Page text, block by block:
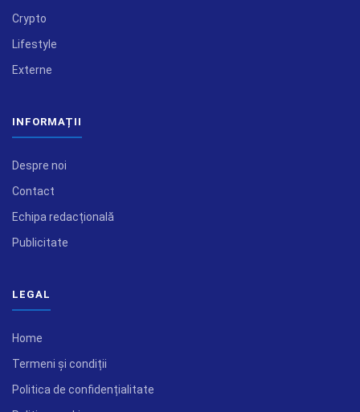
Crypto
Lifestyle
Externe
INFORMAȚII
Despre noi
Contact
Echipa redacțională
Publicitate
LEGAL
Home
Termeni și condiții
Politica de confidențialitate